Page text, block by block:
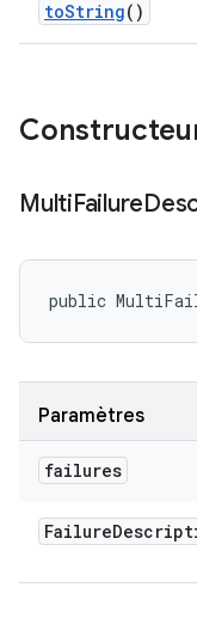
toString()
MultiFailure
public
Paramètres
failures
Failure